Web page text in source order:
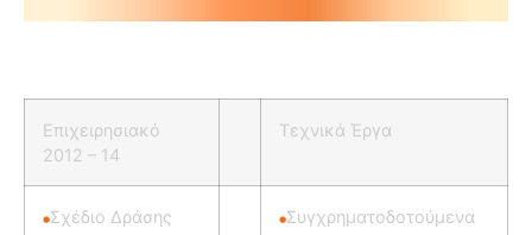
Επιχειρησιακό
2012 – 14
Τεχνικά Έργα
Σχέδιο Δράσης Συγχρηματοδοτούμενα